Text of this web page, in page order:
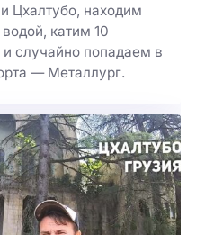
Цхалтубо, находим
катим 10
случайно попадаем в
— Металлург.